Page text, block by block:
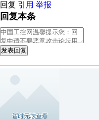
回复 引用 举报
回复本条
发表回复